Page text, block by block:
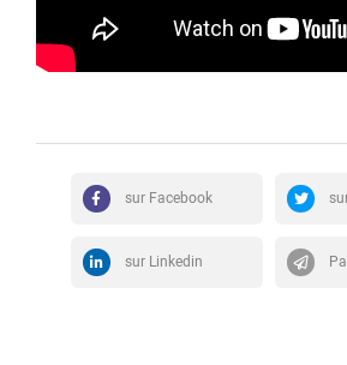
sur Facebook
sur Linkedin